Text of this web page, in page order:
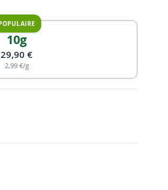
10g
29,90 €
2,99 €/g